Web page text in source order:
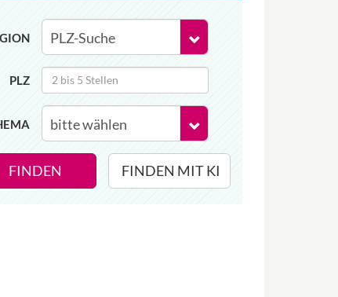
PLZ
FINDEN FINDEN MIT KI